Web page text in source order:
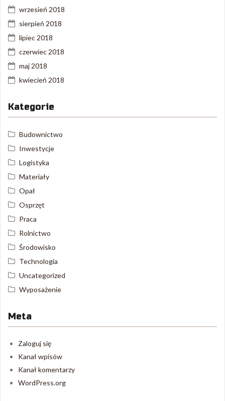
wrzesień 2018
sierpień 2018
lipiec 2018
czerwiec 2018
maj 2018
kwiecień 2018
Kategorie
Budownictwo
Inwestycje
Logistyka
Materiały
Opał
Osprzęt
Praca
Rolnictwo
Środowisko
Technologia
Uncategorized
Wyposażenie
Meta
Zaloguj się
Kanał wpisów
Kanał komentarzy
WordPress.org